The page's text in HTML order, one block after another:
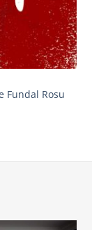
Fundal Rosu